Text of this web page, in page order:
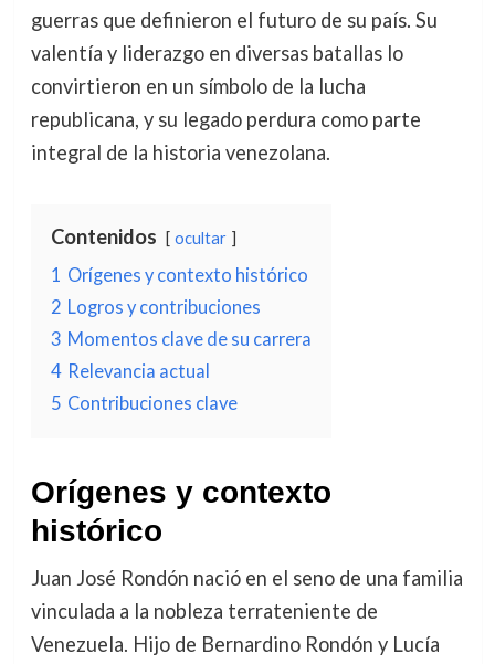
guerras que definieron el futuro de su país. Su
valentía y liderazgo en diversas batallas lo
convirtieron en un símbolo de la lucha
republicana, y su legado perdura como parte
integral de la historia venezolana.
Contenidos ocultar
1 Orígenes y contexto histórico
2 Logros y contribuciones
3 Momentos clave de su carrera
4 Relevancia actual
5 Contribuciones clave
Orígenes y contexto
histórico
Juan José Rondón nació en el seno de una familia
vinculada a la nobleza terrateniente de
Venezuela. Hijo de Bernardino Rondón y Lucía